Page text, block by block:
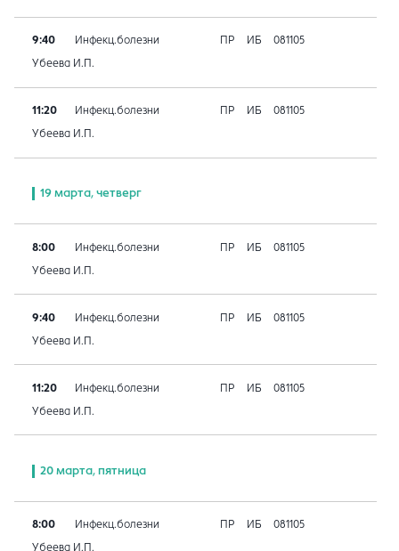
9:40 Инфекц.болезни ПР ИБ 081105
Убеева И.П.
11:20 Инфекц.болезни ПР ИБ 081105
Убеева И.П.
19 марта, четверг
8:00 Инфекц.болезни ПР ИБ 081105
Убеева И.П.
9:40 Инфекц.болезни ПР ИБ 081105
Убеева И.П.
11:20 Инфекц.болезни ПР ИБ 081105
Убеева И.П.
20 марта, пятница
8:00 Инфекц.болезни ПР ИБ 081105
Убеева И.П.